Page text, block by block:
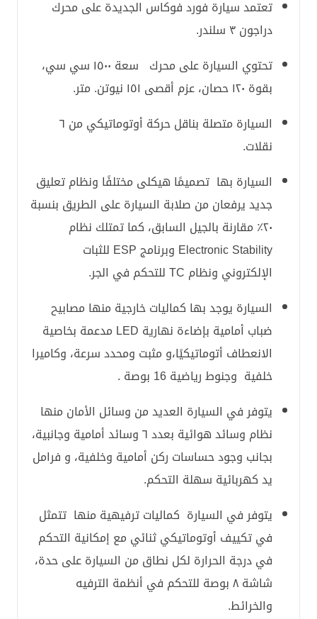
تعتمد سيارة فورد فوكاس الجديدة على محرك
دراجون ٣ سلندر.
تحتوي السيارة على محرك سعة ١٥٠٠ سي سي،
بقوة ١٢٠ حصان، عزم أقصى ١٥١ نيوتن. متر.
السيارة متصلة بناقل حركة أوتوماتيكي من ٦
نقلات.
السيارة بها تصميمًا هيكلى مختلفًا ونظام تعليق
جديد يرفعان من صلابة السيارة على الطريق بنسبة
٢٠٪ مقارنة بالجيل السابق، كما تمتلك نظام
Electronic Stability وبرنامج ESP للثبات
الإلكتروني ونظام TC للتحكم في الجر.
السيارة يوجد بها كماليات خارجية منها مصابيح
ضباب أمامية بإضاءة نهارية LED مدعمة بخاصية
الانعطاف أتوماتيكيًا،و مثبت ومحدد سرعة، وكاميرا
خلفية وجنوط رياضية 16 بوصة .
يتوفر في السيارة العديد من وسائل الأمان منها
نظام وسائد هوائية بعدد ٦ وسائد أمامية وجانبية،
بجانب وجود حساسات ركن أمامية وخلفية، و فرامل
يد كهربائية سهلة التحكم.
يتوفر في السيارة كماليات ترفيهية منها تتمثل
في تكييف أوتوماتيكي ثنائي مع إمكانية التحكم
في درجة الحرارة لكل نطاق من السيارة على حدة،
شاشة ٨ بوصة للتحكم في أنظمة الترفيه
والخرائط.